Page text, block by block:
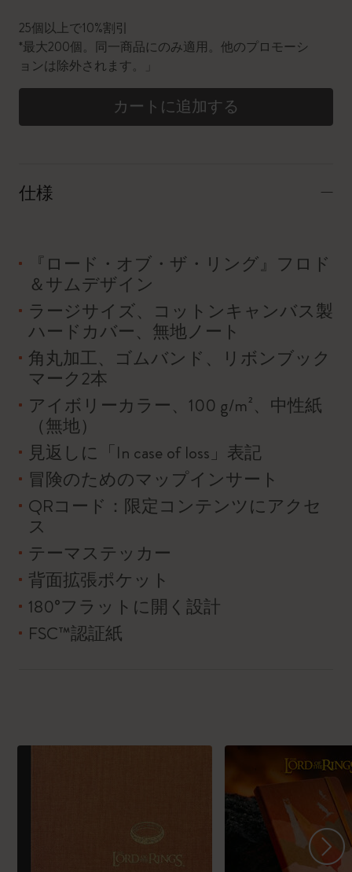
25個以上で10%割引
*最大200個。同一商品にのみ適用。他のプロモーシ
ョンは除外されます。」
カートに追加する
仕様
『ロード・オブ・ザ・リング』フロド
＆サムデザイン
ラージサイズ、コットンキャンバス製
ハードカバー、無地ノート
角丸加工、ゴムバンド、リボンブック
マーク2本
アイボリーカラー、100 g/m²、中性紙
（無地）
見返しに「In case of loss」表記
冒険のためのマップインサート
QRコード：限定コンテンツにアクセ
ス
テーマステッカー
背面拡張ポケット
180°フラットに開く設計
FSC™認証紙